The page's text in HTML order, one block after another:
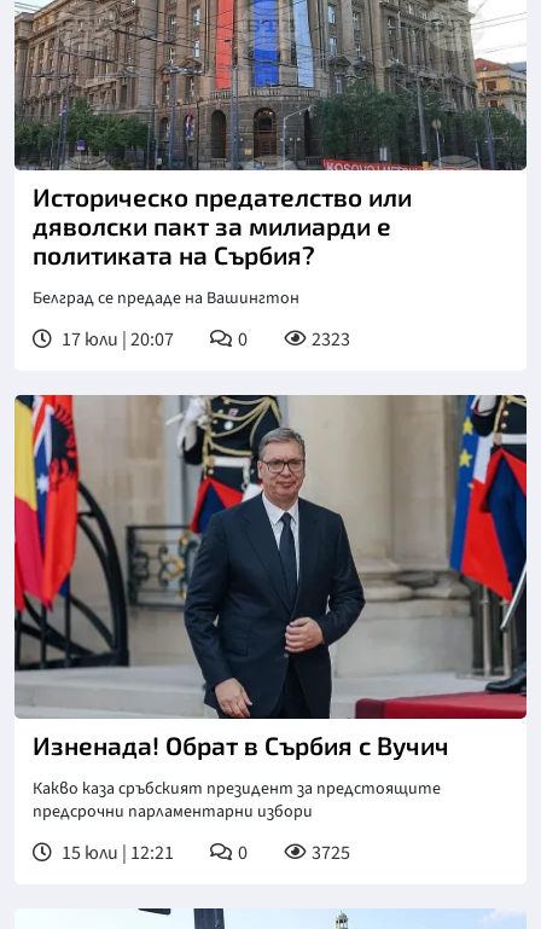
Историческо предателство или
дяволски пакт за милиарди е
политиката на Сърбия?
Белград се предаде на Вашингтон
17 юли | 20:07 0 2323
Снимка: АП/БТА
Изненада! Обрат в Сърбия с Вучич
Какво каза сръбският президент за предстоящите
предсрочни парламентарни избори
15 юли | 12:21 0 3725